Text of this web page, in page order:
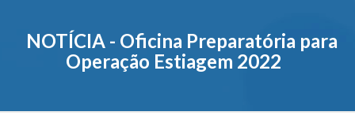
NOTÍCIA - Oficina Preparatória para
Operação Estiagem 2022